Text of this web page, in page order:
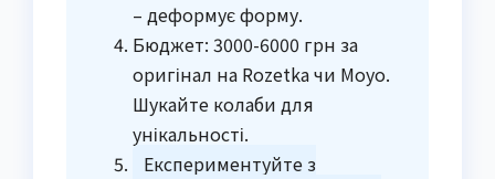
– деформує форму.
Бюджет: 3000-6000 грн за
оригінал на Rozetka чи Moyo.
Шукайте колаби для
унікальності.
Експериментуйте з